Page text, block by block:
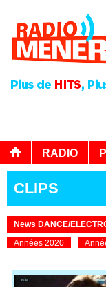
RADIO
CLIPS
News DANCE/
Années 2020